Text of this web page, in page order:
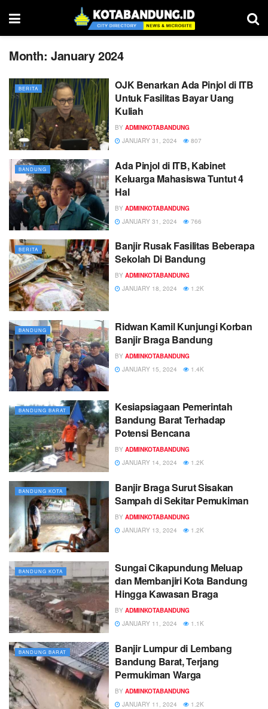
Month:January 2024
BERITA
OJK Benarkan Ada Pinjol di ITB
Untuk Fasilitas Bayar Uang
Kuliah
BY ADMINKOTABANDUNG
JANUARY 31, 2024
807
BANDUNG
Ada Pinjol di ITB, Kabinet
Keluarga Mahasiswa Tuntut 4
Hal
BY ADMINKOTABANDUNG
JANUARY 31, 2024
766
BERITA
Banjir Rusak Fasilitas Beberapa
Sekolah Di Bandung
BY ADMINKOTABANDUNG
JANUARY 18, 2024
1.2K
BANDUNG
Ridwan Kamil Kunjungi Korban
Banjir Braga Bandung
BY ADMINKOTABANDUNG
JANUARY 15, 2024
1.4K
BANDUNG BARAT
Kesiapsiagaan Pemerintah
Bandung Barat Terhadap
Potensi Bencana
BY ADMINKOTABANDUNG
JANUARY 14, 2024
1.2K
BANDUNG KOTA
Banjir Braga Surut Sisakan
Sampah di Sekitar Pemukiman
BY ADMINKOTABANDUNG
JANUARY 13, 2024
1.2K
BANDUNG KOTA
Sungai Cikapundung Meluap
dan Membanjiri Kota Bandung
Hingga Kawasan Braga
BY ADMINKOTABANDUNG
JANUARY 11, 2024
1.1K
BANDUNG BARAT
Banjir Lumpur di Lembang
Bandung Barat, Terjang
Permukiman Warga
BY ADMINKOTABANDUNG
JANUARY 11, 2024
1.2K